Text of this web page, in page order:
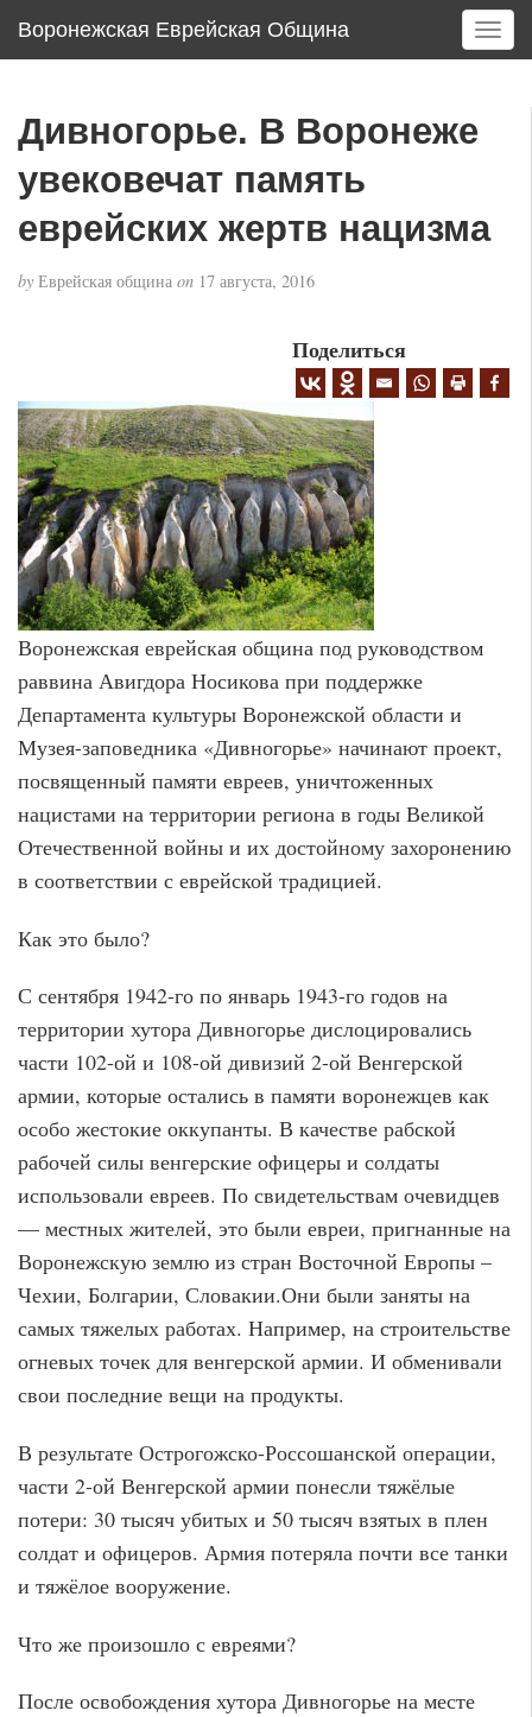
Воронежская Еврейская Община
T
o
v
i
o
Дивногорье. В Воронеже
увековечат память
еврейских жертв нацизма
by Еврейская община on 17 августа, 2016
Поделиться
Воронежская еврейская община под руководством
раввина Авигдора Носикова при поддержке
Департамента культуры Воронежской области и
Музея-заповедника «Дивногорье» начинают проект,
посвященный памяти евреев, уничтоженных
нацистами на территории региона в годы Великой
Отечественной войны и их достойному захоронению
в соответствии с еврейской традицией.
Как это было?
С сентября 1942-го по январь 1943-го годов на
территории хутора Дивногорье дислоцировались
части 102-ой и 108-ой дивизий 2-ой Венгерской
армии, которые остались в памяти воронежцев как
особо жестокие оккупанты. В качестве рабской
рабочей силы венгерские офицеры и солдаты
использовали евреев. По свидетельствам очевидцев
— местных жителей, это были евреи, пригнанные на
Воронежскую землю из стран Восточной Европы –
Чехии, Болгарии, Словакии.Они были заняты на
самых тяжелых работах. Например, на строительстве
огневых точек для венгерской армии. И обменивали
свои последние вещи на продукты.
В результате Острогожско-Россошанской операции,
части 2-ой Венгерской армии понесли тяжёлые
потери: 30 тысяч убитых и 50 тысяч взятых в плен
солдат и офицеров. Армия потеряла почти все танки
и тяжёлое вооружение.
Что же произошло с евреями?
После освобождения хутора Дивногорье на месте